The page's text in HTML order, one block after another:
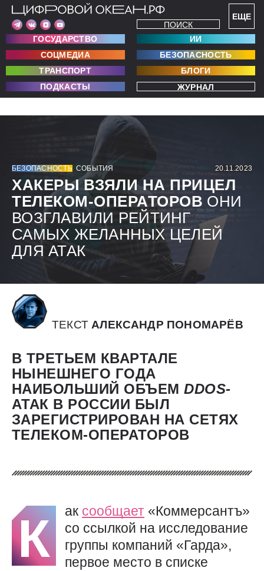
ЕЩЕ
ПОИСК
ГОСУДАРСТВО
ИИ
СОЦМЕДИА
БЕЗОПАСНОСТЬ
ТРАНСПОРТ
БЛОГИ
ПОДКАСТЫ
ЖУРНАЛ
БЕЗОПАСНОСТЬ СОБЫТИЯ 20.11.2023
ХАКЕРЫ ВЗЯЛИ НА ПРИЦЕЛ
ТЕЛЕКОМ-ОПЕРАТОРОВ ОНИ
ВОЗГЛАВИЛИ РЕЙТИНГ
САМЫХ ЖЕЛАННЫХ ЦЕЛЕЙ
ДЛЯ АТАК
ТЕКСТ АЛЕКСАНДР ПОНОМАРЁВ
В ТРЕТЬЕМ КВАРТАЛЕ
НЫНЕШНЕГО ГОДА
НАИБОЛЬШИЙ ОБЪЕМDDOS-
АТАК В РОССИИ БЫЛ
ЗАРЕГИСТРИРОВАН НА СЕТЯХ
ТЕЛЕКОМ-ОПЕРАТОРОВ
К ак сообщает «Коммерсантъ»
со ссылкой на исследование
группы компаний «Гарда»,
первое место в списке